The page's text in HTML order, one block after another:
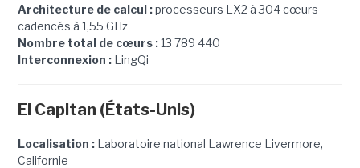
Architecture de calcul :processeurs LX2 à 304 cœurs
cadencés à 1,55 GHz
Nombre total de cœurs :13 789 440
Interconnexion :LingQi
El Capitan (États-Unis)
Localisation :Laboratoire national Lawrence Livermore,
Californie